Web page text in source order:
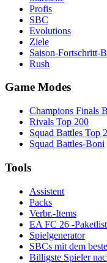
Profis
SBC
Evolutions
Ziele
Saison-Fortschritt-
Rush
Game Modes
Champions Finals
Rivals Top 200
Squad Battles Top
Squad Battles-Boni
Tools
Assistent
Packs
Verbr.-Items
EA FC 26 -
Spielgenerator
SBCs mit dem
Billigste Spieler